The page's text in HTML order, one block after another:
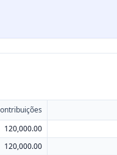
120,000.00
120,000.00